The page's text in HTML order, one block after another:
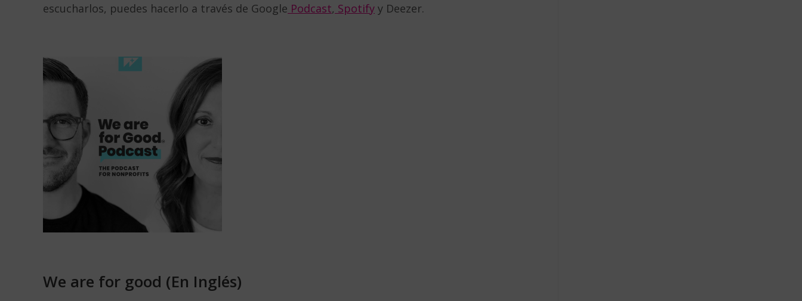
escucharlos, puedes hacerlo a través de Google Podcast, Spotify y Deezer.
We are for good (En Inglés)